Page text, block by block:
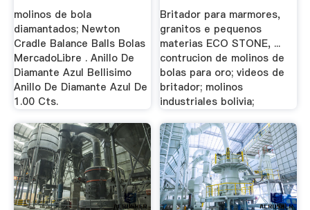
molinos de bola
diamantados; Newton
Cradle Balance Balls Bolas
MercadoLibre . Anillo De
Diamante Azul Bellisimo
Anillo De Diamante Azul De
1.00 Cts.
Britador para marmores,
granitos e pequenos
materias ECO STONE, ...
contrucion de molinos de
bolas para oro; videos de
britador; molinos
industriales bolivia;